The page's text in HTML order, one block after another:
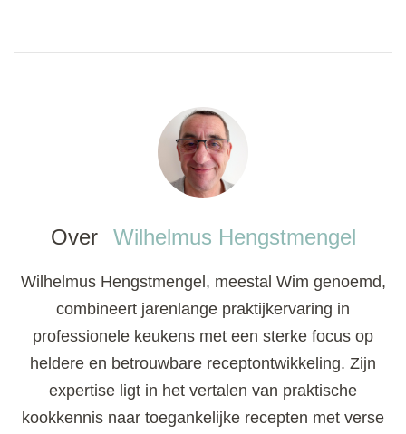
Over Wilhelmus Hengstmengel
Wilhelmus Hengstmengel, meestal Wim genoemd,
combineert jarenlange praktijkervaring in
professionele keukens met een sterke focus op
heldere en betrouwbare receptontwikkeling. Zijn
expertise ligt in het vertalen van praktische
kookkennis naar toegankelijke recepten met verse